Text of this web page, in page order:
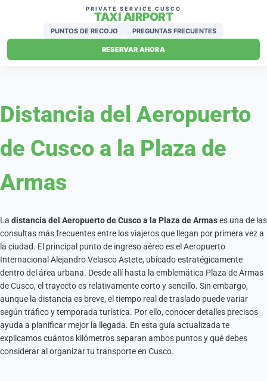
PRIVATE SERVICE CUSCO
TAXI AIRPORT
PUNTOS DE RECOJO PREGUNTAS FRECUENTES
RESERVAR AHORA
Distancia del Aeropuerto
de Cusco a la Plaza de
Armas
La distancia del Aeropuerto de Cusco a la Plaza de Armases una de las
consultas más frecuentes entre los viajeros que llegan por primera vez a
la ciudad. El principal punto de ingreso aéreo es el Aeropuerto
Internacional Alejandro Velasco Astete, ubicado estratégicamente
dentro del área urbana. Desde allí hasta la emblemática Plaza de Armas
de Cusco, el trayecto es relativamente corto y sencillo. Sin embargo,
aunque la distancia es breve, el tiempo real de traslado puede variar
según tráfico y temporada turística. Por ello, conocer detalles precisos
ayuda a planificar mejor la llegada. En esta guía actualizada te
explicamos cuántos kilómetros separan ambos puntos y qué debes
considerar al organizar tu transporte en Cusco.